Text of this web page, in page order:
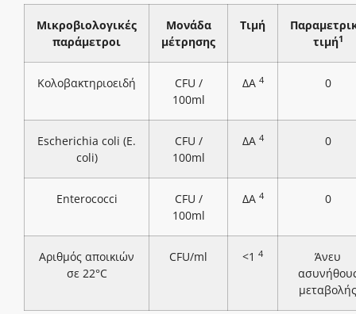
Μικροβιολογικές
παράμετροι
Μονάδα
μέτρησης
Τιμή
τιμή1
Κολοβακτηριοειδή
CFU /
100ml
ΔΑ 4 0
Escherichia coli (E.
coli)
CFU /
100ml
ΔΑ 4 0
Enterococci
CFU /
100ml
ΔΑ 4 0
Αριθμός αποικιών
σε 22°C
CFU/ml <1 4
Άνευ
μεταβολής